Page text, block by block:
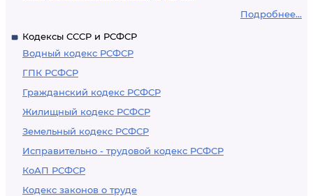
Подробнее...
Кодексы СССР и РСФСР
Водный кодекс РСФСР
ГПК РСФСР
Гражданский кодекс РСФСР
Жилищный кодекс РСФСР
Земельный кодекс РСФСР
Исправительно - трудовой кодекс РСФСР
КоАП РСФСР
Кодекс законов о труде